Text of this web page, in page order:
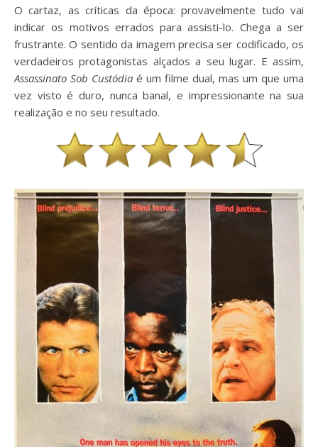
O cartaz, as críticas da época: provavelmente tudo vai
indicar os motivos errados para assisti-lo. Chega a ser
frustrante. O sentido da imagem precisa ser codificado, os
verdadeiros protagonistas alçados a seu lugar. E assim,
Assassinato Sob Custódia é um filme dual, mas um que uma
vez visto é duro, nunca banal, e impressionante na sua
realização e no seu resultado.